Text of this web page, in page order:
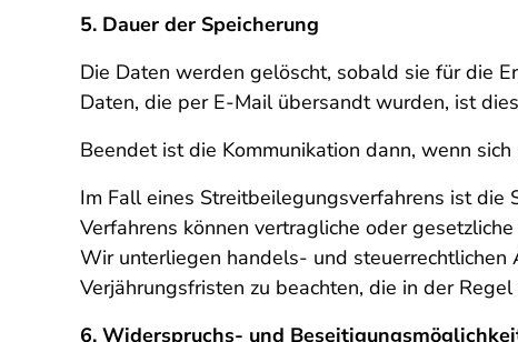
5. Dauer der Speicherung
Die Daten werden gelöscht, sobald sie für die
Daten, die per E-Mail übersandt wurden, ist
Beendet ist die Kommunikation dann, wenn
Im Fall eines Streitbeilegungsverfahrens ist die
Verfahrens können vertragliche oder
Wir unterliegen handels- und steuerrechtlichen
Verjährungsfristen zu beachten, die in der
6. Widerspruchs- und